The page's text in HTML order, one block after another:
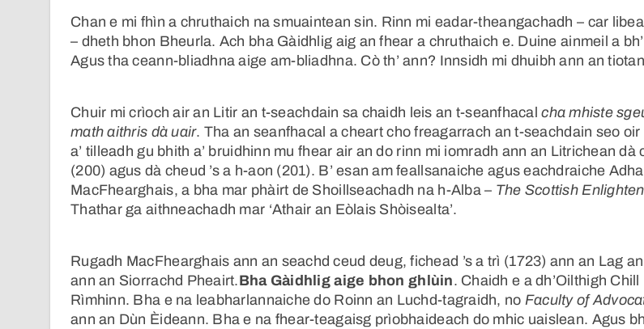
Chan e mi fhìn a chruthaich na smuaintean sin. Rinn mi eadar-theangachadh – car
– dheth bhon Bheurla. Ach bha Gàidhlig aig an fhear a chruthaich e. Duine ainmeil a
Agus tha ceann-bliadhna aige am-bliadhna. Cò th’ ann? Innsidh mi dhuibh ann an
Chuir mi crìoch air an Litir an t-seachdain sa chaidh leis an t-seanfhacalcha mhiste
math aithris dà uair. Tha an seanfhacal a cheart cho freagarrach an t-seachdain seo oir
a’ tilleadh gu bhith a’ bruidhinn mu fhear air an do rinn mi iomradh ann an Litrichean dà
(200) agus dà cheud ’s a h-aon (201). B’ esan am feallsanaiche agus eachdraiche
MacFhearghais, a bha mar phàirt de Shoillseachadh na h-Alba – The Scottish
Thathar ga aithneachadh mar ‘Athair an Eòlais Shòisealta’.
Rugadh MacFhearghais ann an seachd ceud deug, fichead ’s a trì (1723) ann an Lag
ann an Siorrachd Pheairt.Bha Gàidhlig aige bhon ghlùin. Chaidh e a dh’Oilthigh Chill
Rìmhinn. Bha e na leabharlannaiche do Roinn an Luchd-tagraidh, no Faculty of
ann an Dùn Èideann. Bha e na fhear-teagaisg prìobhaideach do mhic uaislean. Agus